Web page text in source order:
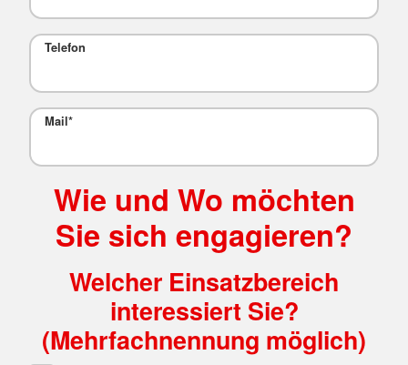
Telefon
Mail*
Wie und Wo möchten
Sie sich engagieren?
Welcher Einsatzbereich
interessiert Sie?
(Mehrfachnennung möglich)